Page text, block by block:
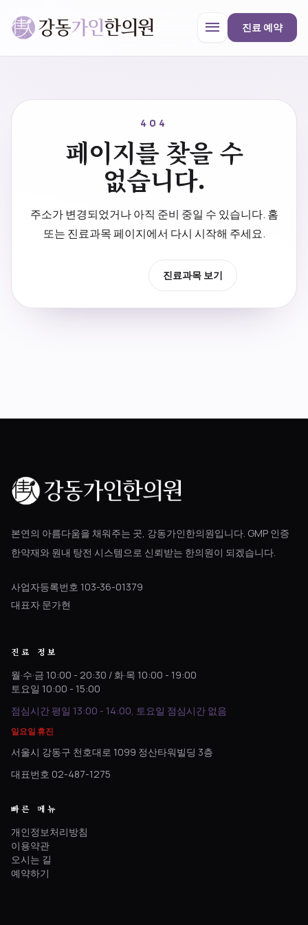
menu 진료 예약
한의원 안내
진료과목
404
페이지를 찾을 수
없습니다.
주소가 변경되었거나 아직 준비 중일 수 있습니다. 홈
또는 진료과목 페이지에서 다시 시작해 주세요.
진료과목 보기
본연의 아름다움을 채워주는 곳, 강동가인한의원입니다. GMP 인증
한약재와 원내 탕전 시스템으로 신뢰받는 한의원이 되겠습니다.
사업자등록번호 103-36-01379
대표자 문가현
진료 정보
월·수·금 10:00 - 20:30 / 화·목 10:00 - 19:00
토요일 10:00 - 15:00
점심시간 평일 13:00 - 14:00, 토요일 점심시간 없음
일요일 휴진
서울시 강동구 천호대로 1099 정산타워빌딩 3층
대표번호 02-487-1275
빠른 메뉴
개인정보처리방침
이용약관
오시는 길
예약하기